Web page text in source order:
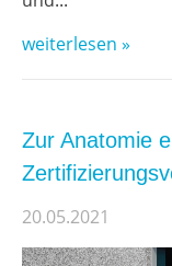
weiterlesen »
Zur Anatomie
20.05.2021